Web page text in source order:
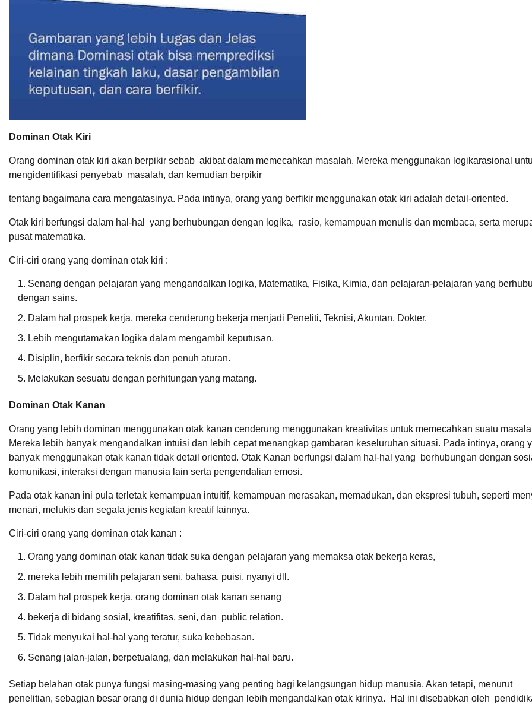
Dominan Otak Kiri
Orang dominan otak kiri akan berpikir sebab akibat dalam memecahkan masalah. Mereka menggunakan logikarasional
mengidentifikasi penyebab masalah, dan kemudian berpikir
tentang bagaimana cara mengatasinya. Pada intinya, orang yang berfikir menggunakan otak kiri adalah detail-oriented.
Otak kiri berfungsi dalam hal-hal yang berhubungan dengan logika, rasio, kemampuan menulis dan membaca, serta
pusat matematika.
Ciri-ciri orang yang dominan otak kiri :
Senang dengan pelajaran yang mengandalkan logika, Matematika, Fisika, Kimia, dan pelajaran-pelajaran yang
dengan sains.
Dalam hal prospek kerja, mereka cenderung bekerja menjadi Peneliti, Teknisi, Akuntan, Dokter.
Lebih mengutamakan logika dalam mengambil keputusan.
Disiplin, berfikir secara teknis dan penuh aturan.
Melakukan sesuatu dengan perhitungan yang matang.
Dominan Otak Kanan
Orang yang lebih dominan menggunakan otak kanan cenderung menggunakan kreativitas untuk memecahkan suatu
Mereka lebih banyak mengandalkan intuisi dan lebih cepat menangkap gambaran keseluruhan situasi. Pada intinya, orang
banyak menggunakan otak kanan tidak detail oriented. Otak Kanan berfungsi dalam hal-hal yang berhubungan dengan
komunikasi, interaksi dengan manusia lain serta pengendalian emosi.
Pada otak kanan ini pula terletak kemampuan intuitif, kemampuan merasakan, memadukan, dan ekspresi tubuh, seperti
menari, melukis dan segala jenis kegiatan kreatif lainnya.
Ciri-ciri orang yang dominan otak kanan :
Orang yang dominan otak kanan tidak suka dengan pelajaran yang memaksa otak bekerja keras,
mereka lebih memilih pelajaran seni, bahasa, puisi, nyanyi dll.
Dalam hal prospek kerja, orang dominan otak kanan senang
bekerja di bidang sosial, kreatifitas, seni, dan public relation.
Tidak menyukai hal-hal yang teratur, suka kebebasan.
Senang jalan-jalan, berpetualang, dan melakukan hal-hal baru.
Setiap belahan otak punya fungsi masing-masing yang penting bagi kelangsungan hidup manusia. Akan tetapi, menurut
penelitian, sebagian besar orang di dunia hidup dengan lebih mengandalkan otak kirinya. Hal ini disebabkan oleh